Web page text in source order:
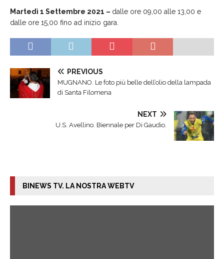
Martedì 1 Settembre 2021 – dalle ore 09,00 alle 13,00 e
dalle ore 15,00 fino ad inizio gara.
PREVIOUS
MUGNANO. Le foto più belle dell’olio della lampada
di Santa Filomena
NEXT
U.S. Avellino. Biennale per Di Gaudio.
BINEWS TV. LA NOSTRA WEBTV